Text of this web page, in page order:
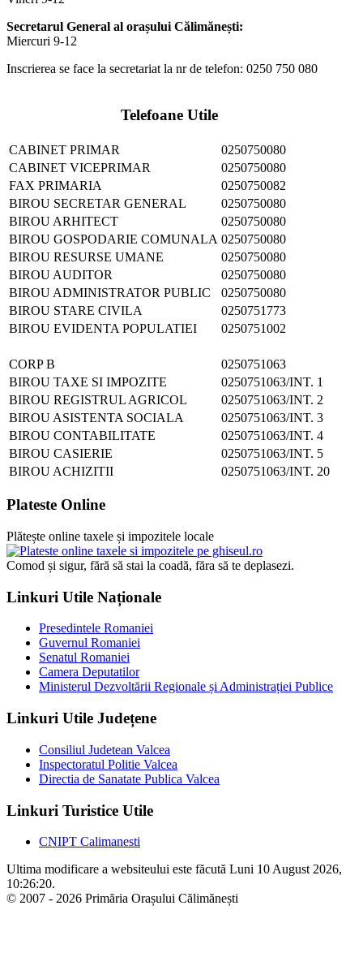
Secretarul General al orașului Călimănești:
Miercuri 9-12
Inscrierea se face la secretariat la nr de telefon: 0250 750 080
Telefoane Utile
CABINET PRIMAR
0250750080
CABINET VICEPRIMAR
0250750080
FAX PRIMARIA
0250750082
BIROU SECRETAR GENERAL
0250750080
BIROU ARHITECT
0250750080
BIROU GOSPODARIE COMUNALA 0250750080
BIROU RESURSE UMANE
0250750080
BIROU AUDITOR
0250750080
BIROU ADMINISTRATOR PUBLIC
0250750080
BIROU STARE CIVILA
0250751773
BIROU EVIDENTA POPULATIEI
0250751002
CORP B
0250751063
BIROU TAXE SI IMPOZITE
0250751063/INT. 1
BIROU REGISTRUL AGRICOL
0250751063/INT. 2
BIROU ASISTENTA SOCIALA
0250751063/INT. 3
BIROU CONTABILITATE
0250751063/INT. 4
BIROU CASIERIE
0250751063/INT. 5
BIROU ACHIZITII
0250751063/INT. 20
Plateste Online
Plătește online taxele și impozitele locale
Comod și sigur, fără să stai la coadă, făra să te deplasezi.
Linkuri Utile Naționale
Presedintele Romaniei
Guvernul Romaniei
Senatul Romaniei
Camera Deputatilor
Ministerul Dezvoltării Regionale și Administrației Publice
Linkuri Utile Județene
Consiliul Judetean Valcea
Inspectoratul Politie Valcea
Directia de Sanatate Publica Valcea
Linkuri Turistice Utile
CNIPT Calimanesti
Ultima modificare a websiteului este făcută Luni 10 August 2026,
10:26:20.
© 2007 - 2026 Primăria Orașului Călimănești